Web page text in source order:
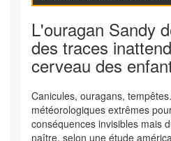
L'ouragan Sandy
des traces
cerveau des
Canicules, ouragans,
météorologiques extrêmes
conséquences invisibles mais
naître, selon une étude